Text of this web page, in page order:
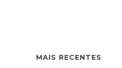
MAIS RECENTES